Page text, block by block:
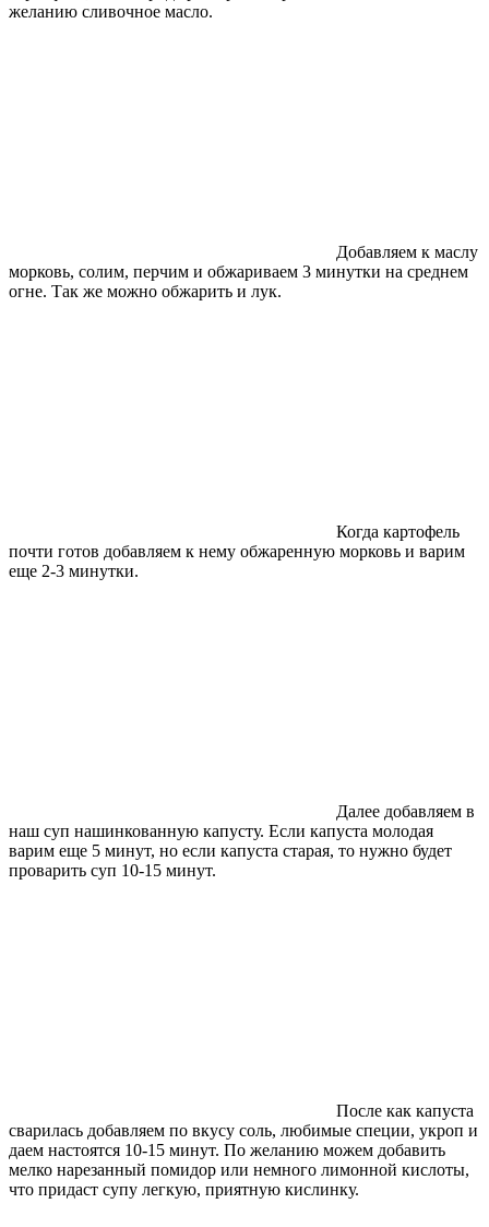
желанию сливочное масло.
Добавляем к маслу
морковь, солим, перчим и обжариваем 3 минутки на среднем
огне. Так же можно обжарить и лук.
Когда картофель
почти готов добавляем к нему обжаренную морковь и варим
еще 2-3 минутки.
Далее добавляем в
наш суп нашинкованную капусту. Если капуста молодая
варим еще 5 минут, но если капуста старая, то нужно будет
проварить суп 10-15 минут.
После как капуста
сварилась добавляем по вкусу соль, любимые специи, укроп и
даем настоятся 10-15 минут. По желанию можем добавить
мелко нарезанный помидор или немного лимонной кислоты,
что придаст супу легкую, приятную кислинку.